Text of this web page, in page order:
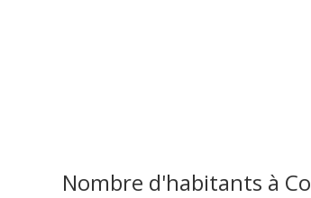
Nombre d'habitants à